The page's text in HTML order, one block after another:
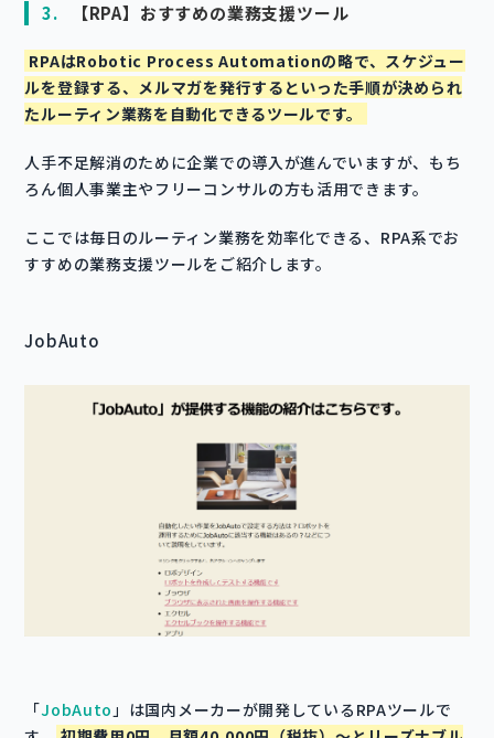
3. 【RPA】おすすめの業務支援ツール
RPAはRobotic Process Automationの略で、スケジュー
ルを登録する、メルマガを発行するといった手順が決められ
たルーティン業務を自動化できるツールです。
人手不足解消のために企業での導入が進んでいますが、もち
ろん個人事業主やフリーコンサルの方も活用できます。
ここでは毎日のルーティン業務を効率化できる、RPA系でお
すすめの業務支援ツールをご紹介します。
JobAuto
「JobAuto 」は国内メーカーが開発しているRPAツールで